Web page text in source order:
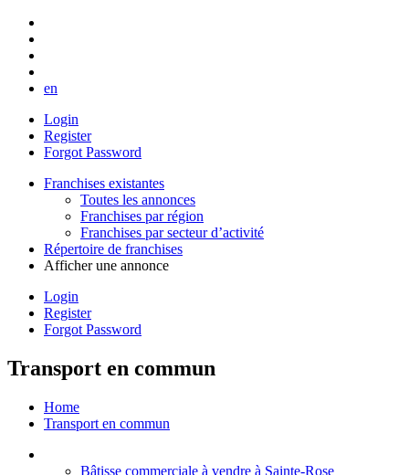
en
Login
Register
Forgot Password
Franchises existantes
Toutes les annonces
Franchises par région
Franchises par secteur d’activité
Répertoire de franchises
Afficher une annonce
Login
Register
Forgot Password
Transport en commun
Home
Transport en commun
Bâtisse commerciale à vendre à Sainte-Rose